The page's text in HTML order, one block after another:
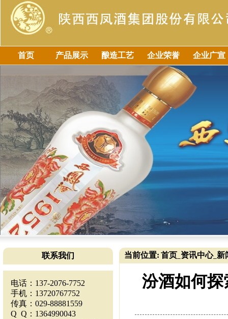
首页 产品展示 酿造工艺 企业荣誉 企业广宣
联系我们
电话：137-2076-7752
手机：13720767752
传真：029-88881559
Q Q：1364990043
当前位置: 首页 资讯中心_ 新
汾酒如何探